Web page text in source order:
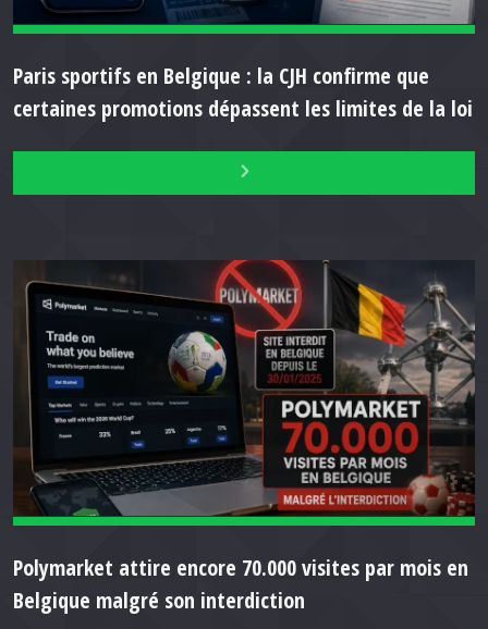
Paris sportifs en Belgique : la CJH confirme que
certaines promotions dépassent les limites de la loi
Polymarket attire encore 70.000 visites par mois en
Belgique malgré son interdiction